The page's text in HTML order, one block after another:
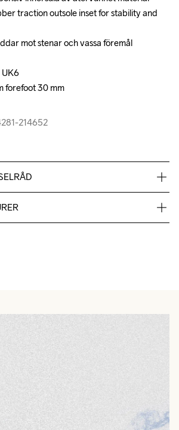
traction outsole inset for stability and
mot stenar och vassa föremål
UK6
forefoot 30 mm
214652
traction outsole inset for stability and
mot stenar och vassa föremål
UK6
forefoot 30 mm
214652
Rubber